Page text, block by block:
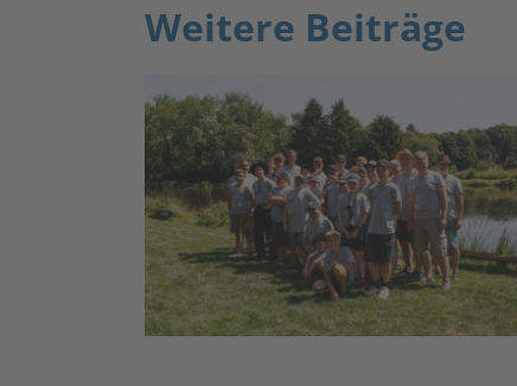
Weitere Beiträge